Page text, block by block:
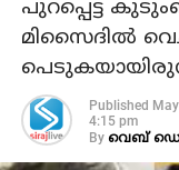
പുറപ്പെട്ട
മിസൈദിൽ
Published
4:15 pm
By വെബ്